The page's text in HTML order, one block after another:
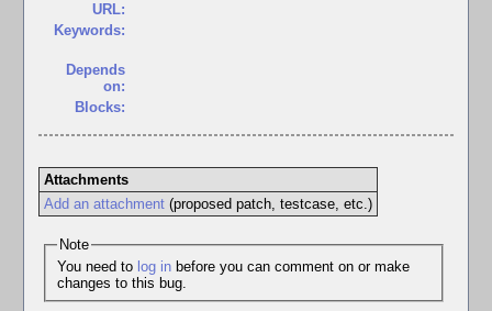
URL:
Keywords:
Depends
on:
Blocks:
Attachments
Add an attachment(proposed patch, testcase, etc.)
Note
You need to log inbefore you can comment on or make
changes to this bug.